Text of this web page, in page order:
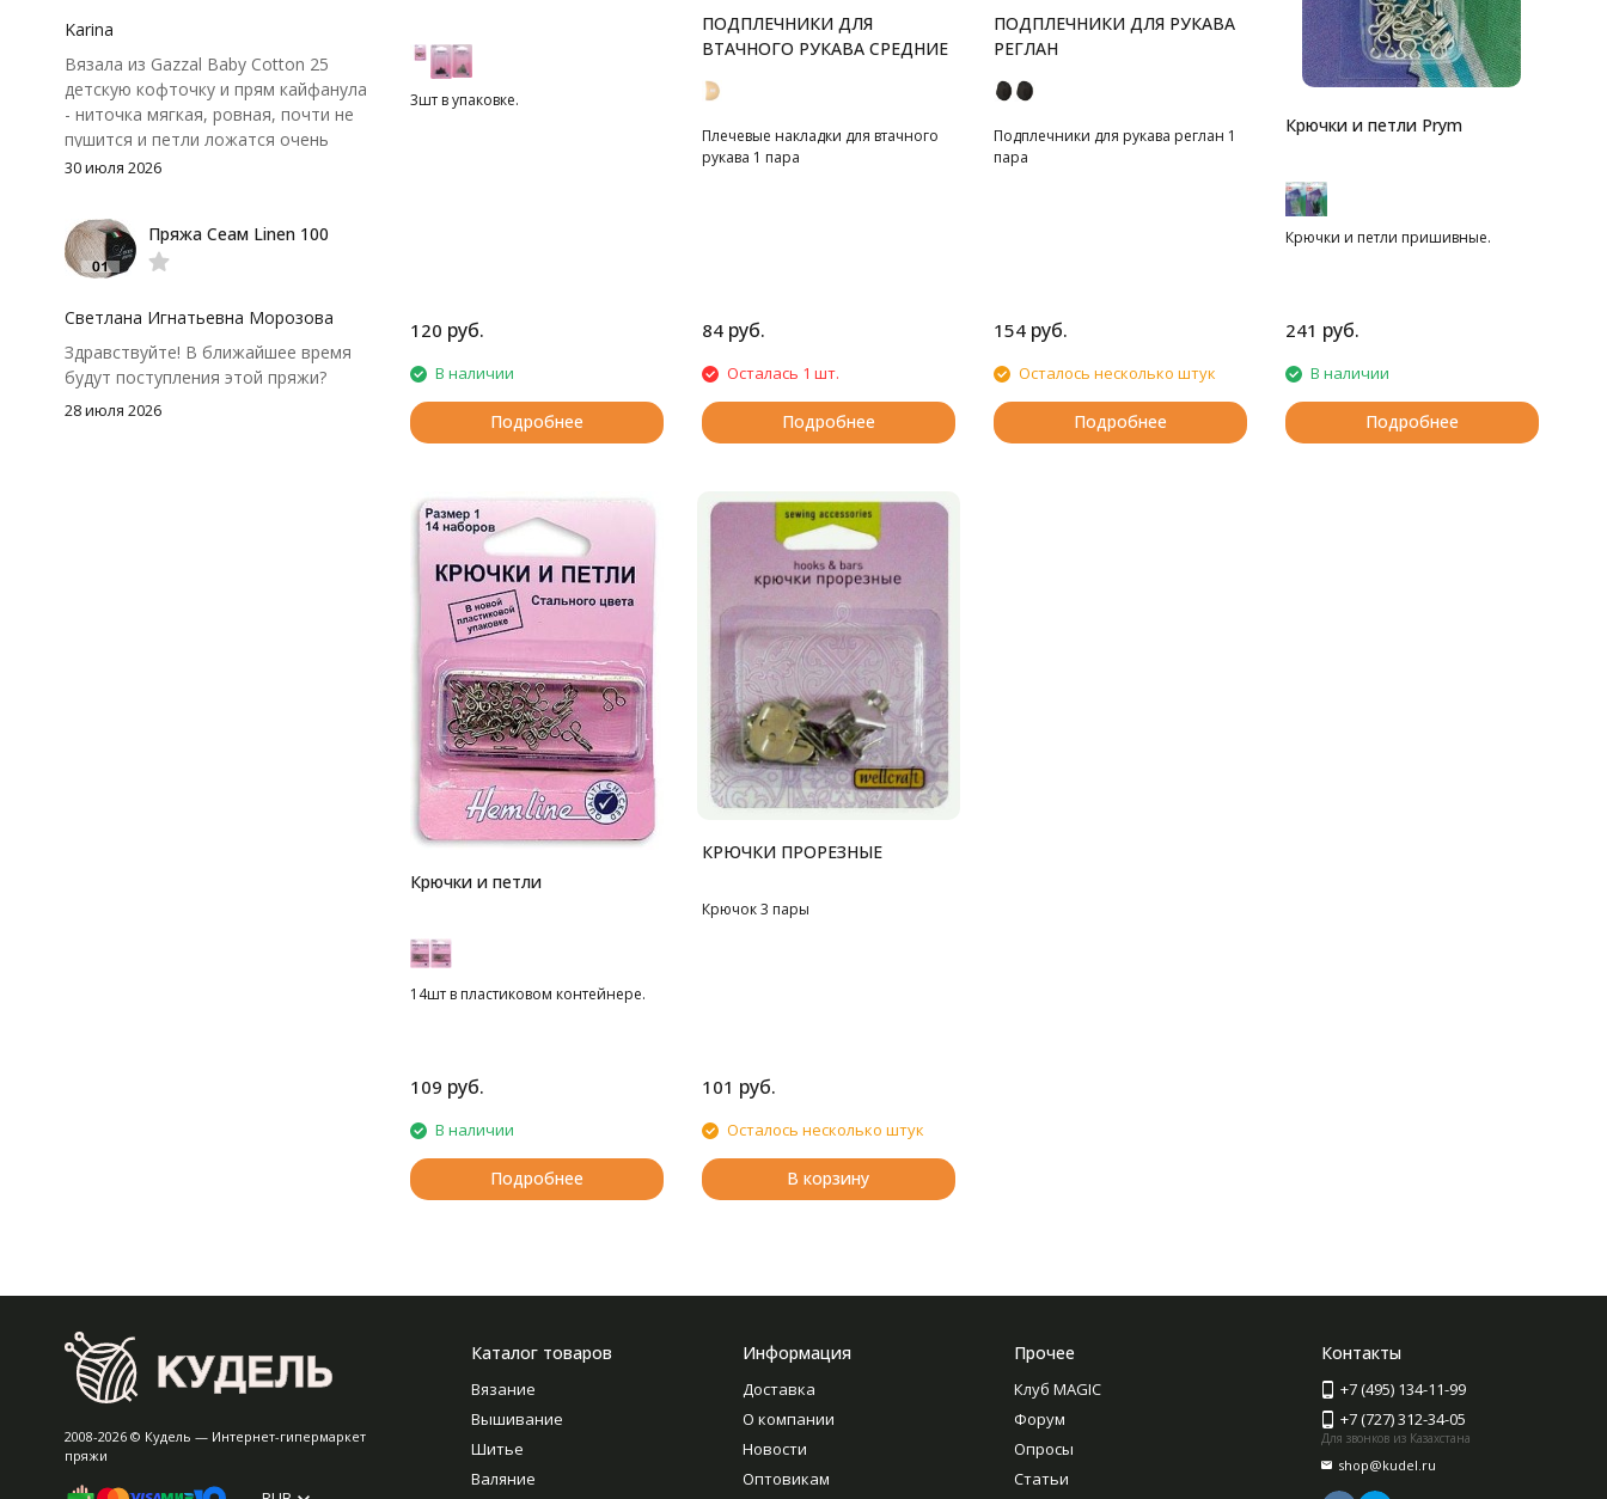
3шт в упаковке.
120 руб.
В наличии
Подробнее
ПОДПЛЕЧНИКИ ДЛЯ
ВТАЧНОГО РУКАВА СРЕДНИЕ
Плечевые накладки для втачного
рукава 1 пара
84 руб.
Осталась 1 шт.
Подробнее
ПОДПЛЕЧНИКИ ДЛЯ РУКАВА
РЕГЛАН
Подплечники для рукава реглан 1
пара
154 руб.
Осталось несколько штук
Подробнее
Крючки и петли Prym
Крючки и петли пришивные.
241 руб.
В наличии
Подробнее
Крючки и петли
14шт в пластиковом контейнере.
109 руб.
В наличии
Подробнее
КРЮЧКИ ПРОРЕЗНЫЕ
Крючок 3 пары
101 руб.
Осталось несколько штук
В корзину
крючок поудобнее.
Karina
Вязала из Gazzal Baby Cotton 25
детскую кофточку и прям кайфанула
- ниточка мягкая, ровная, почти не
пушится и петли ложатся очень
аккуратно. После стирки полотно
потеряло, цвет тоже не стал
тусклее. Единственный нюанс -
моточки маленькие, расход лучше
чуть-чуть не хватило))
30 июля 2026
Пряжа Сеам Linen 100
Светлана Игнатьевна Морозова
Здравствуйте! В ближайшее время
будут поступления этой пряжи?
28 июля 2026
2008-2026 © Кудель — Интернет-гипермаркет
пряжи
Каталог товаров
Вязание
Вышивание
Шитье
Валяние
Информация
Доставка
О компании
Новости
Оптовикам
Прочее
Клуб MAGIC
Форум
Опросы
Статьи
Контакты
+7 (495) 134-11-99
+7 (727) 312-34-05
Для звонков из Казахстана
shop@kudel.ru